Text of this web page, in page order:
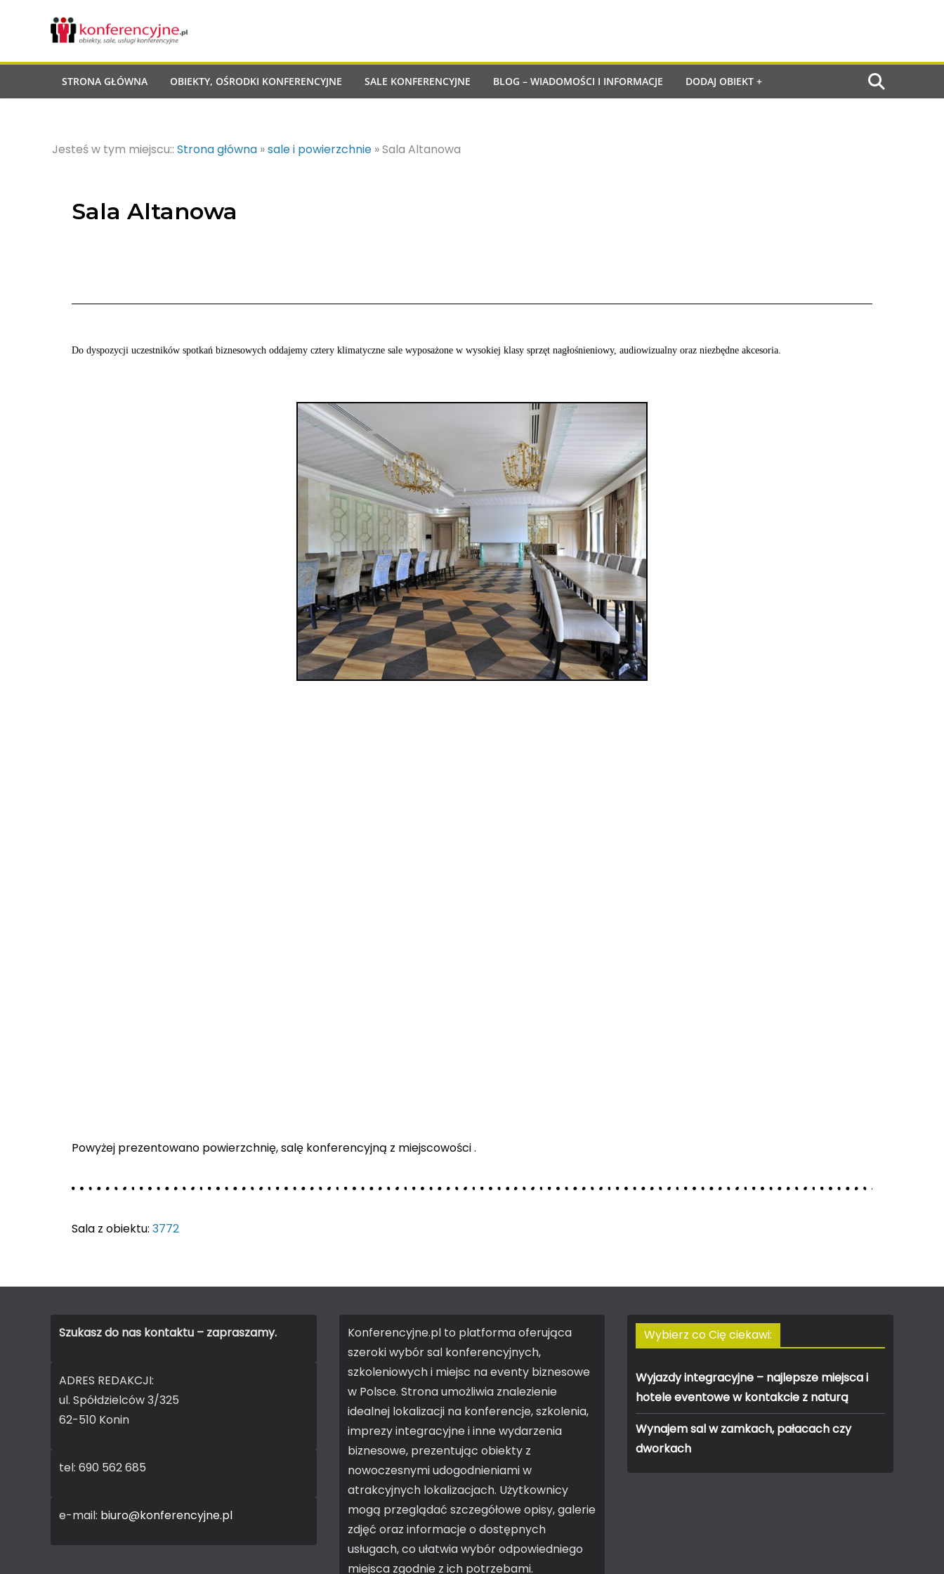
STRONA GŁÓWNA OBIEKTY, OŚRODKI KONFERENCYJNE SALE KONFERENCYJNE BLOG – WIADOMOŚCI I INFORMACJE DODAJ OBIEKT +
Jesteś w tym miejscu:: Strona główna »sale i powierzchnie »Sala Altanowa
Sala Altanowa
Do dyspozycji uczestników spotkań biznesowych oddajemy cztery klimatyczne sale wyposażone w wysokiej klasy sprzęt nagłośnieniowy, audiowizualny oraz niezbędne akcesoria.
Powyżej prezentowano powierzchnię, salę konferencyjną z miejscowości .
Sala z obiektu: 3772
Szukasz do nas kontaktu – zapraszamy.
ADRES REDAKCJI:
ul. Spółdzielców 3/325
62-510 Konin
tel: 690 562 685
e-mail: biuro@konferencyjne.pl
Konferencyjne.pl to platforma oferująca
szeroki wybór sal konferencyjnych,
szkoleniowych i miejsc na eventy biznesowe
w Polsce. Strona umożliwia znalezienie
idealnej lokalizacji na konferencje, szkolenia,
imprezy integracyjne i inne wydarzenia
biznesowe, prezentując obiekty z
nowoczesnymi udogodnieniami w
atrakcyjnych lokalizacjach. Użytkownicy
mogą przeglądać szczegółowe opisy, galerie
zdjęć oraz informacje o dostępnych
usługach, co ułatwia wybór odpowiedniego
miejsca zgodnie z ich potrzebami.
Wybierz co Cię ciekawi:
Wyjazdy integracyjne – najlepsze miejsca i
hotele eventowe w kontakcie z naturą
Wynajem sal w zamkach, pałacach czy
dworkach